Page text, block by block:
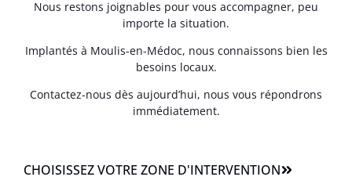
Nous restons joignables pour vous accompagner, peu
importe la situation.
Implantés à Moulis-en-Médoc, nous connaissons bien les
besoins locaux.
Contactez-nous dès aujourd’hui, nous vous répondrons
immédiatement.
CHOISISSEZ VOTRE ZONE D'INTERVENTION